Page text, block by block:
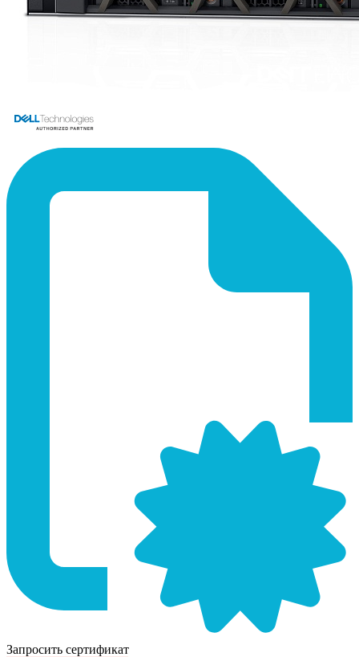
Запросить сертификат